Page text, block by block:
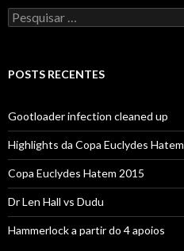
Pesquisar
por:
POSTS RECENTES
Gootloader infection cleaned up
Highlights da Copa Euclydes Hatem
Copa Euclydes Hatem 2015
Dr Len Hall vs Dudu
Hammerlock a partir do 4 apoios